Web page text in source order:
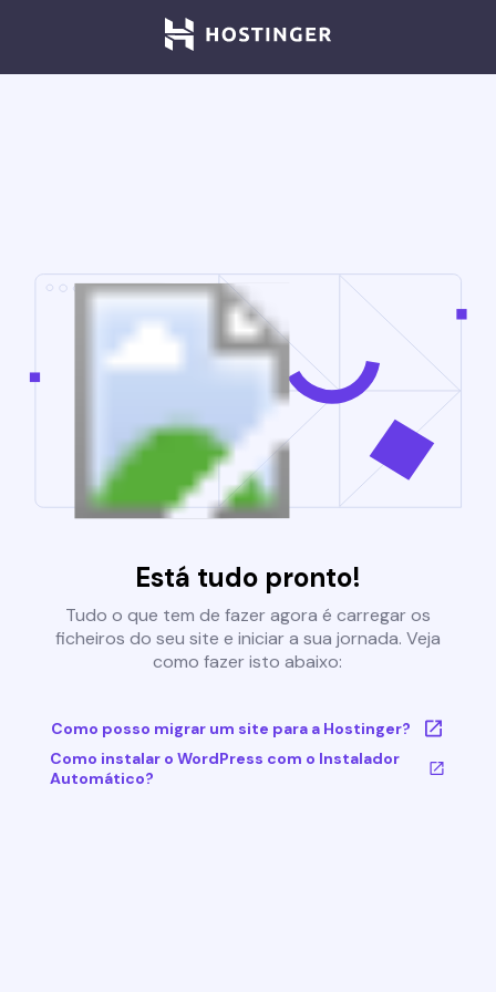
Está tudo pronto!
Tudo o que tem de fazer agora é carregar os
ficheiros do seu site e iniciar a sua jornada. Veja
como fazer isto abaixo:
Como posso migrar um site para a Hostinger?
Como instalar o WordPress com o Instalador
Automático?